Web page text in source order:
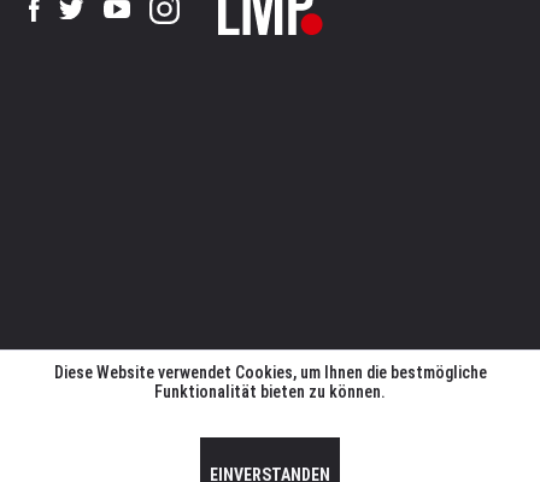
Diese Website verwendet Cookies, um Ihnen die bestmögliche
Funktionalität bieten zu können.
EINVERSTANDEN